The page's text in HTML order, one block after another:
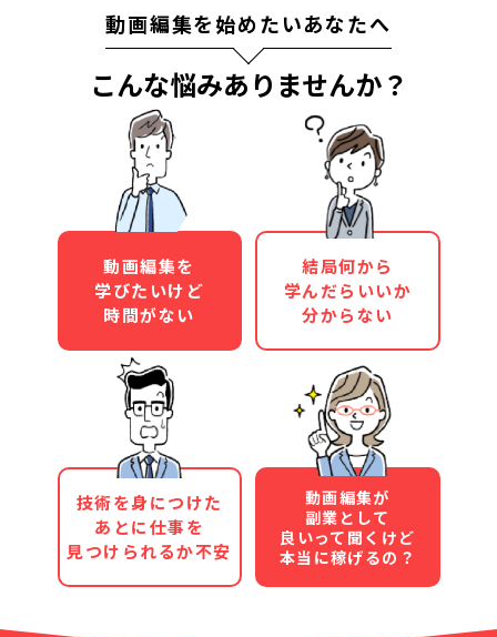
動画編集を始めたいあなたへ
こんな悩みありませんか？
動画編集を
学びたいけど
時間がない
結局何から
学んだらいいか
分からない
技術を身につけた
あとに仕事を
見つけられるか不安
動画編集が
副業として
良いって聞くけど
本当に稼げるの？